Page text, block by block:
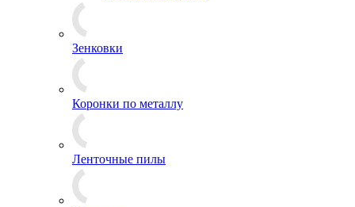
Зенковки
Коронки по металлу
Ленточные пилы